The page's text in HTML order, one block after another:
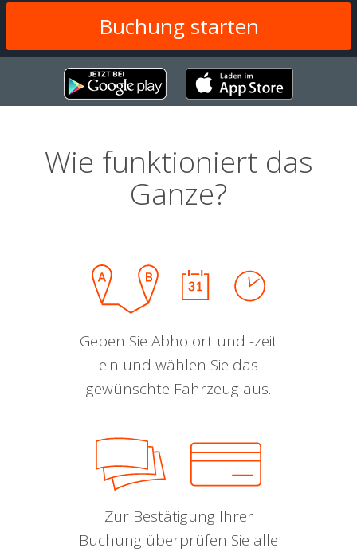
Wie funktioniert das
Ganze?
Geben Sie Abholort und -zeit
ein und wählen Sie das
gewünschte Fahrzeug aus.
Zur Bestätigung Ihrer
Buchung überprüfen Sie alle